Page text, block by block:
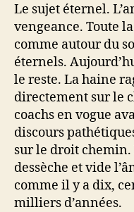
Le sujet éternel.
vengeance. Toute
comme autour du
éternels.
le reste. La haine
directement sur le
coachs en vogue
discours
sur le droit
dessèche et vide
comme il y a dix,
milliers d’années.